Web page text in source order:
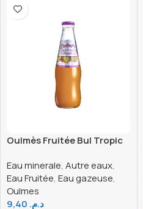
Oulmès Fruitée Bul Tropic
Eau minerale, Autre eaux,
Eau Fruitée, Eau gazeuse,
Oulmes
د.م.